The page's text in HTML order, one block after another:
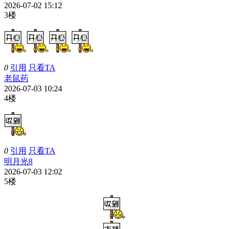
2026-07-02 15:12
3楼
0 引用 只看TA
老鼠药
2026-07-03 10:24
4楼
0 引用 只看TA
明月光8
2026-07-03 12:02
5楼